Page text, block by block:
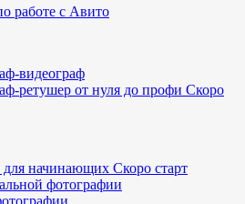
работе с Авито
видеограф
ретушер от нуля до профи Скоро
начинающих Скоро старт
фотографии